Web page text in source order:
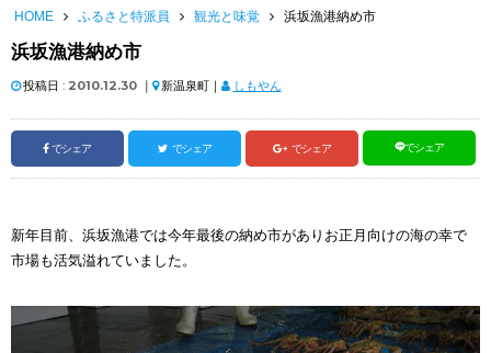
HOME ふるさと特派員 観光と味覚 浜坂漁港納め市
浜坂漁港納め市
投稿日 : 2010.12.30 ｜ 新温泉町｜ しもやん
でシェア でシェア でシェア でシェア
新年目前、浜坂漁港では今年最後の納め市がありお正月向けの海の幸で
市場も活気溢れていました。